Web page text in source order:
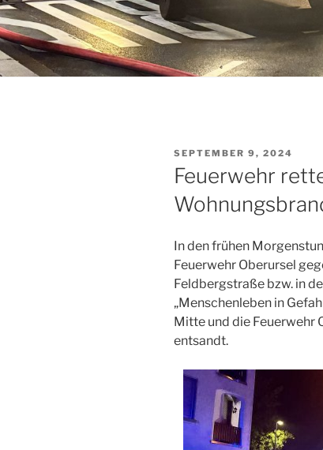
VERÖFFENTLICHT
AM
SEPTEMBER 9, 2024
Feuerwehr
In den frühen
Feuerwehr Oberursel
Feldbergstraße bzw. in
„Menschenleben in
Mitte und die Feuerwehr
entsandt.